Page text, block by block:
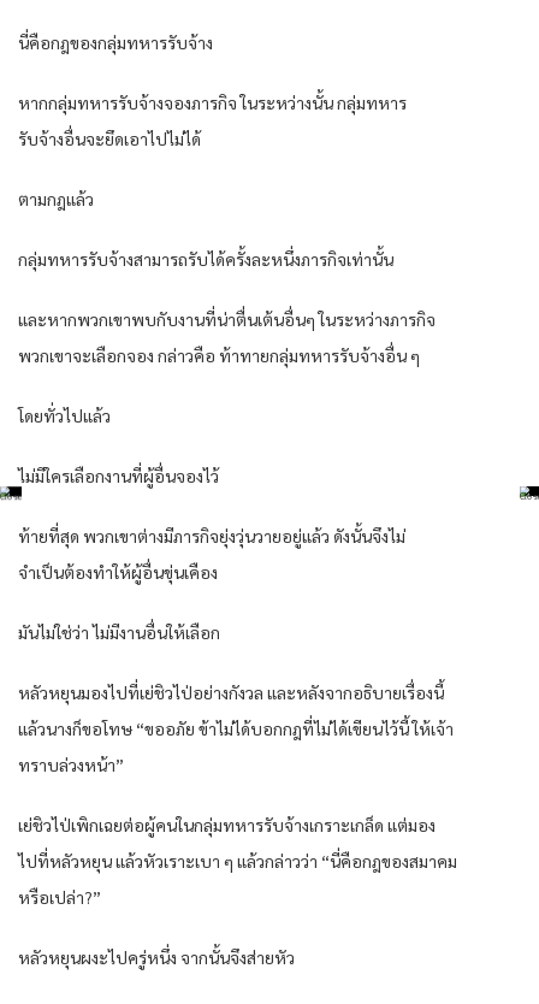
นี่คือกฎของกลุ่มทหารรับจ้าง
หากกลุ่มทหารรับจ้างจองภารกิจ ในระหว่างนั้น กลุ่มทหาร
รับจ้างอื่นจะยึดเอาไปไม่ได้
ตามกฎแล้ว
กลุ่มทหารรับจ้างสามารถรับได้ครั้งละหนึ่งภารกิจเท่านั้น
และหากพวกเขาพบกับงานที่น่าตื่นเต้นอื่นๆ ในระหว่างภารกิจ
พวกเขาจะเลือกจอง กล่าวคือ ท้าทายกลุ่มทหารรับจ้างอื่น ๆ
โดยทั่วไปแล้ว
ไม่มีใครเลือกงานที่ผู้อื่นจองไว้
ท้ายที่สุด พวกเขาต่างมีภารกิจยุ่งวุ่นวายอยู่แล้ว ดังนั้นจึงไม่
จำเป็นต้องทำให้ผู้อื่นขุ่นเคือง
มันไม่ใช่ว่า ไม่มีงานอื่นให้เลือก
หลัวหยุนมองไปที่เย่ชิวไป่อย่างกังวล และหลังจากอธิบายเรื่องนี้
แล้วนางก็ขอโทษ “ขออภัย ข้าไม่ได้บอกกฎที่ไม่ได้เขียนไว้นี้ ให้เจ้า
ทราบล่วงหน้า”
เย่ชิวไป่เพิกเฉยต่อผู้คนในกลุ่มทหารรับจ้างเกราะเกล็ด แต่มอง
ไปที่หลัวหยุน แล้วหัวเราะเบา ๆ แล้วกล่าวว่า “นี่คือกฎของสมาคม
หรือเปล่า?”
หลัวหยุนผงะไปครู่หนึ่ง จากนั้นจึงส่ายหัว